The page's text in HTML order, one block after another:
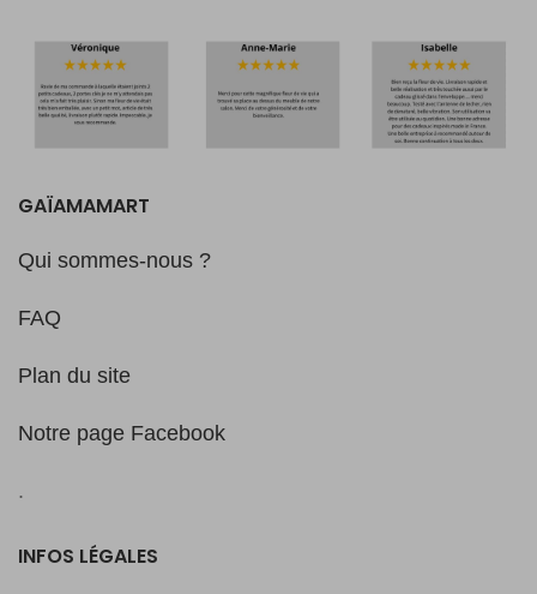
GAÏAMAMART
Qui sommes-nous ?
FAQ
Plan du site
Notre page Facebook
.
INFOS LÉGALES